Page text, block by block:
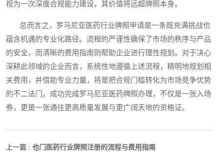
视为一次深度合规能力建设，其价值将远超牌照本身。
总而言之，罗马尼亚医药行业牌照申请是一条既充满挑战也
蕴含机遇的专业化路径。流程的严谨性确保了市场的秩序与产品
的安全，而清晰的费用指南则帮助企业进行理性规划。对于决心
深耕此领域的企业而言，系统性地遵循上述流程，精明地规划相
关费用，并借助专业力量，将是把合规门槛转化为市场竞争优势
的不二法门。成功完成罗马尼亚医药牌照办理，不仅是一张入场
券，更是一张通往更高质量发展与更广阔天地的资格证。
上一篇 : 也门医药行业牌照注册的流程与费用指南